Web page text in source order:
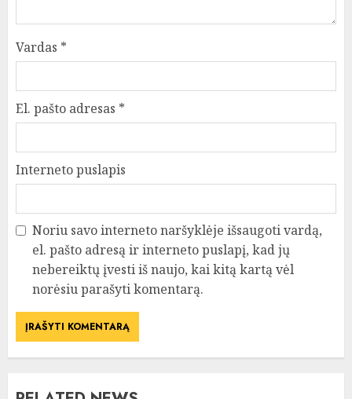
Vardas *
El. pašto adresas *
Interneto puslapis
Noriu savo interneto naršyklėje išsaugoti vardą,
el. pašto adresą ir interneto puslapį, kad jų
nebereiktų įvesti iš naujo, kai kitą kartą vėl
norėsiu parašyti komentarą.